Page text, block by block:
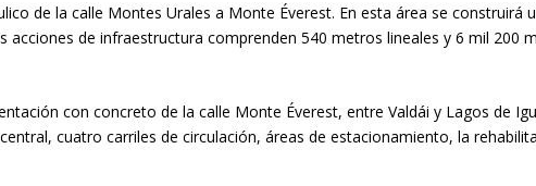
de la calle Montes Urales a Monte Éverest. En esta área se construirá
de infraestructura comprenden 540 metros lineales y 6 mil 200
con concreto de la calle Monte Éverest, entre Valdái y Lagos de
cuatro carriles de circulación, áreas de estacionamiento, la